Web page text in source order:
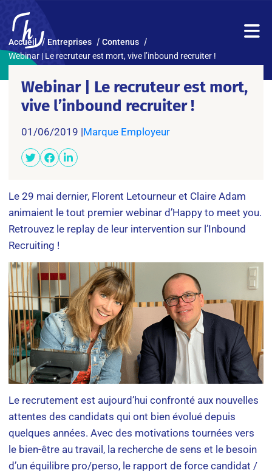
Accueil Entreprises
Contenus
Webinar | Le recruteur est mort, vive l’inbound recruiter !
Webinar | Le recruteur est mort,
vive l’inbound recruiter !
01/06/2019 |Marque Employeur
Le 29 mai dernier, Florent Letourneur et Claire Adam
animaient le tout premier webinar d’Happy to meet you.
Retrouvez le replay de leur intervention sur l’Inbound
Recruiting !
Le recrutement est aujourd’hui confronté aux nouvelles
attentes des candidats qui ont bien évolué depuis
quelques années. Avec des motivations tournées vers
le bien-être au travail, la recherche de sens et le besoin
d’un équilibre pro/perso, le rapport de force candidat /